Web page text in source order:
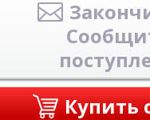
Купить